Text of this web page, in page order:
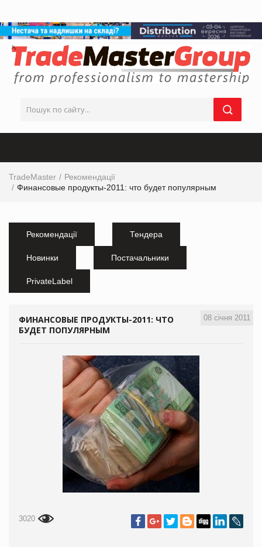
TradeMaster
Рекомендації
Финансовые продукты-2011: что будет популярным
Рекомендації Тендера
Новинки Постачальники
PrivateLabel
08 січня 2011
ФИНАНСОВЫЕ ПРОДУКТЫ-2011: ЧТО
БУДЕТ ПОПУЛЯРНЫМ
3020